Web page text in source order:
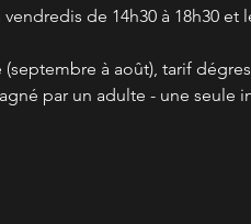
de 14h30 à 18h30 et
(septembre à août), tarif
par un adulte - une seule